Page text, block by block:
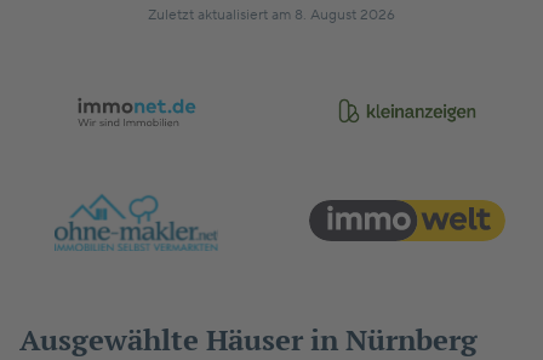
Zuletzt aktualisiert am 8. August 2026
Ausgewählte Häuser in Nürnberg